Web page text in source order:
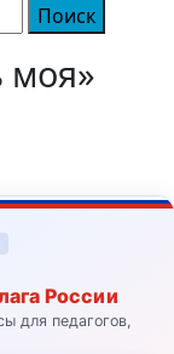
моя»
России
для педагогов,